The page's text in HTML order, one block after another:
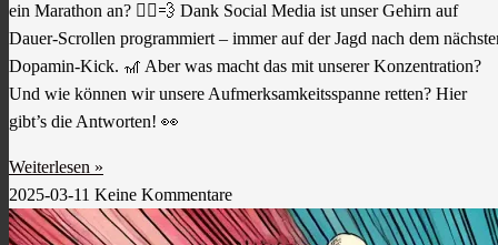
ein Marathon an? 🏃‍♂️💨 Dank Social Media ist unser Gehirn auf
Dauer-Scrollen programmiert – immer auf der Jagd nach dem
Dopamin-Kick. 🎢 Aber was macht das mit unserer Konzentration?
Und wie können wir unsere Aufmerksamkeitsspanne retten? Hier
gibt’s die Antworten! 👀
Weiterlesen »
2025-03-11 Keine Kommentare